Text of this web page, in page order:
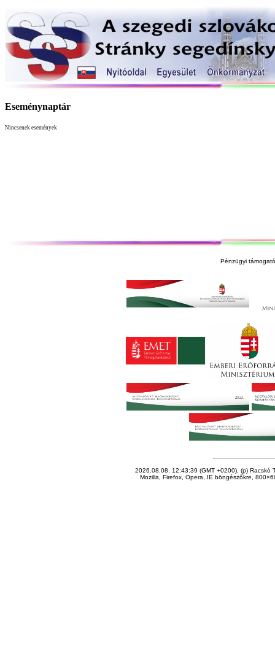
Eseménynaptár
Nincsenek események
Pénzügyi
2026.08.08. 12:43:39 (GMT +0200), (p) Racskó
Mozilla, Firefox, Opera, IE böngészőkre,